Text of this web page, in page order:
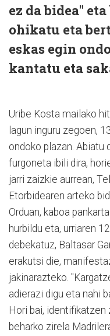
ez da bidea"
ohikatu eta
eskas egin
kantatu eta
Uribe Kosta mailako
lagun inguru zegoen,
ondoko plazan. Abiatu
furgoneta ibili dira,
jarri zaizkie aurrean,
Etorbidearen arteko
Orduan, kaboa
hurbildu eta, urriaren
debekatuz, Baltasar
erakutsi die,
jakinarazteko.
adierazi digu eta nahi
Hori bai,
beharko zirela